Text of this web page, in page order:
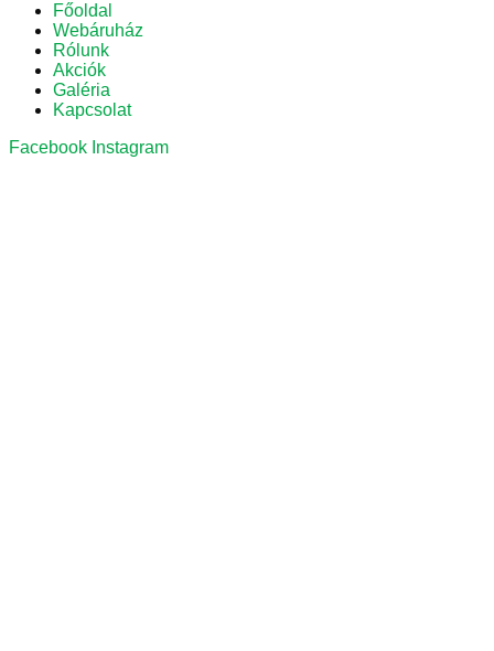
Főoldal
Webáruház
Rólunk
Akciók
Galéria
Kapcsolat
Facebook Instagram